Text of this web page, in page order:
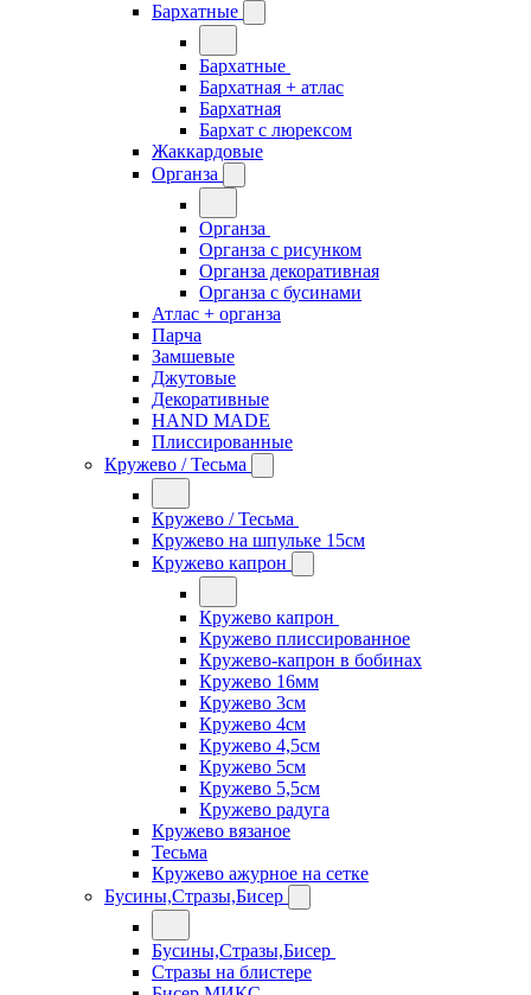
Бархатные
Бархатные
Бархатная + атлас
Бархатная
Бархат с люрексом
Жаккардовые
Органза
Органза
Органза с рисунком
Органза декоративная
Органза с бусинами
Атлас + органза
Парча
Замшевые
Джутовые
Декоративные
HAND MADE
Плиссированные
Кружево / Тесьма
Кружево / Тесьма
Кружево на шпульке 15см
Кружево капрон
Кружево капрон
Кружево плиссированное
Кружево-капрон в бобинах
Кружево 16мм
Кружево 3см
Кружево 4см
Кружево 4,5см
Кружево 5см
Кружево 5,5см
Кружево радуга
Кружево вязаное
Тесьма
Кружево ажурное на сетке
Бусины,Стразы,Бисер
Бусины,Стразы,Бисер
Стразы на блистере